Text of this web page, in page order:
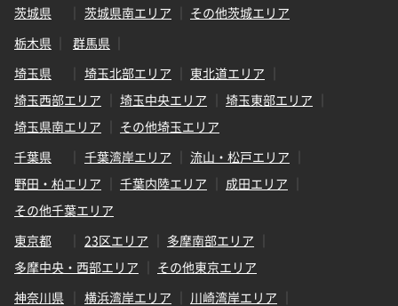
茨城県
茨城県南エリア
その他茨城エリア
栃木県
群馬県
埼玉県
埼玉北部エリア
東北道エリア
埼玉西部エリア
埼玉中央エリア
埼玉東部エリア
埼玉県南エリア
その他埼玉エリア
千葉県
千葉湾岸エリア
流山・松戸エリア
野田・柏エリア
千葉内陸エリア
成田エリア
その他千葉エリア
東京都
23区エリア
多摩南部エリア
多摩中央・西部エリア
その他東京エリア
神奈川県
横浜湾岸エリア
川崎湾岸エリア